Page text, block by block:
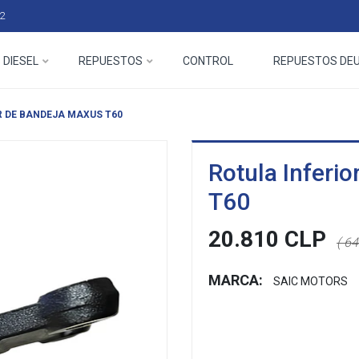
REPUESTOS CONTROL REPUESTOS
DE BANDEJA MAXUS T60
Rotula
T60
20.810 CLP (
MARCA: SAIC MOTORS